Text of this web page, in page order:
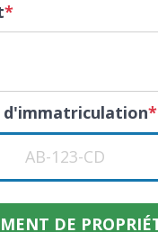
*
d'immatriculation*